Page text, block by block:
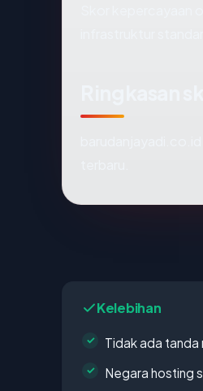
Kelebihan
Tidak ada tanda
Negara hosting